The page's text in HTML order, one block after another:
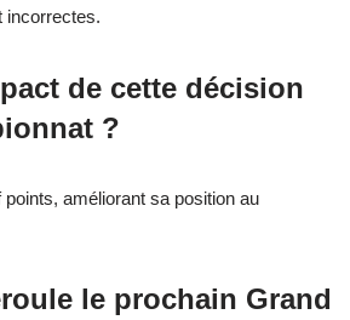
incorrectes.
de cette décision
?
améliorant sa position au
le prochain Grand